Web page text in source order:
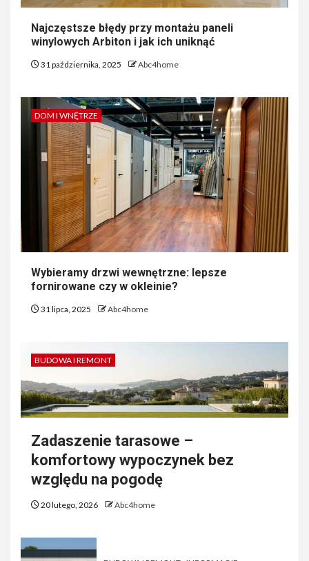
Najczęstsze błędy przy montażu paneli
winylowych Arbiton i jak ich uniknąć
31 października, 2025 Abc4home
DOM I WNĘTRZE
Wybieramy drzwi wewnętrzne: lepsze
fornirowane czy w okleinie?
31 lipca, 2025 Abc4home
BUDOWA I REMONT
Zadaszenie tarasowe –
komfortowy wypoczynek bez
względu na pogodę
20 lutego, 2026 Abc4home